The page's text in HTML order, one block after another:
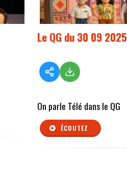
Le QG du 30 09 2025
On parle Télé dans le QG
ÉCOUTEZ